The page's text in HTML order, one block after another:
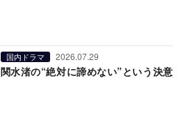
国内ドラマ 2026.07.29
関水渚の“絶対に諦めない”という決意